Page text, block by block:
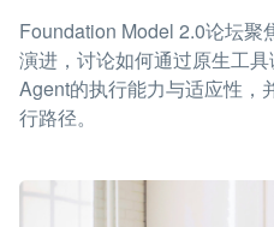
Foundation Model 2.0论坛聚
演进，讨论如何通过原生工
Agent的执行能力与适应性，
行路径。